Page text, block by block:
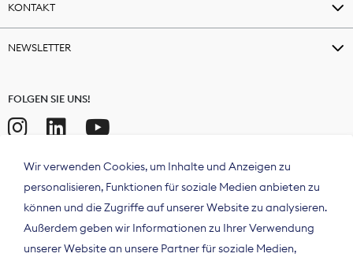
KONTAKT
NEWSLETTER
FOLGEN SIE UNS!
Wir verwenden Cookies, um Inhalte und Anzeigen zu
personalisieren, Funktionen für soziale Medien anbieten zu
können und die Zugriffe auf unserer Website zu analysieren.
Außerdem geben wir Informationen zu Ihrer Verwendung
unserer Website an unsere Partner für soziale Medien,